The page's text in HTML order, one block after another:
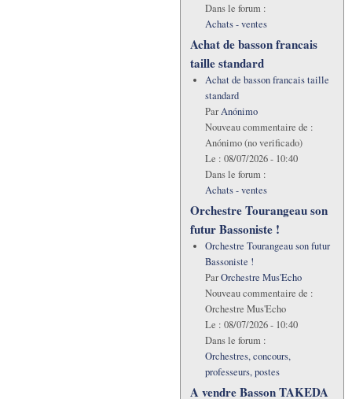
Dans le forum :
Achats - ventes
Achat de basson francais
taille standard
Achat de basson francais taille
standard
ParAnónimo
Nouveau commentaire de :
Anónimo (no verificado)
Le : 08/07/2026 - 10:40
Dans le forum :
Achats - ventes
Orchestre Tourangeau son
futur Bassoniste !
Orchestre Tourangeau son futur
Bassoniste !
ParOrchestre Mus'Echo
Nouveau commentaire de :
Orchestre Mus'Echo
Le : 08/07/2026 - 10:40
Dans le forum :
Orchestres, concours,
professeurs, postes
A vendre Basson TAKEDA